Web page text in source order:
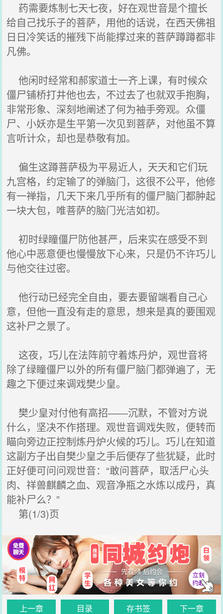
药需要炼制七天七夜，好在观世音是个擅长
给自己找乐子的菩萨，用他的话说，在西天佛祖
日日冷笑话的摧残下尚能撑过来的菩萨蹲蹲都非
凡佛。
他闲时经常和郝家道士一齐上课，有时候众
僵尸铺桥打井他也去，不过去了也就双手抱胸，
非常形象、深刻地阐述了何为袖手旁观。众僵
尸、小妖亦是生平第一次见到菩萨，对他虽不算
言听计众，却也是恭敬有加。
偏生这蹲菩萨极为平易近人，天天和它们玩
九宫格，约定输了的弹脑门，这很不公平，他修
有一禅指，几天下来几乎所有的僵尸脑门都肿起
一块大包，唯菩萨的脑门光洁如初。
初时绿瞳僵尸防他甚严，后来实在感受不到
他心中恶意便也慢慢放下心来，只是仍不许巧儿
与他交往过密。
他行动已经完全自由，要去要留端看自己心
意，但他一直没有走的意思，想来是真的要围观
这补尸之景了。
这夜，巧儿在法阵前守着炼丹炉，观世音将
除了绿瞳僵尸以外的所有僵尸脑门都弹遍了，无
趣之下便过来调戏樊少皇。
樊少皇对付他有高招――沉默，不管对方说
什么，坚决不作搭理。观世音调戏失败，便转而
瞄向旁边正控制炼丹炉火候的巧儿。巧儿在知道
这副方子出自樊少皇之手后便存了些犹疑，此时
正好便可问问观世音：“敢问菩萨，取活尸心头
肉、祥兽麒麟之血、观音净瓶之水炼以成丹，真
能补尸么？”
第(1/3)页
上一章 目录 存书签 下一章